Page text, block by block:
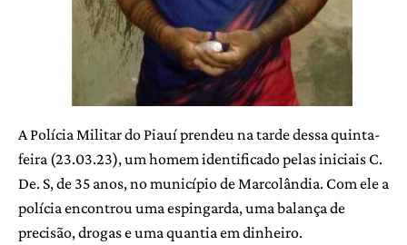
A Polícia Militar do Piauí prendeu na tarde dessa quinta-
feira (23.03.23), um homem identificado pelas iniciais C.
De. S, de 35 anos, no município de Marcolândia. Com ele a
polícia encontrou uma espingarda, uma balança de
precisão, drogas e uma quantia em dinheiro.